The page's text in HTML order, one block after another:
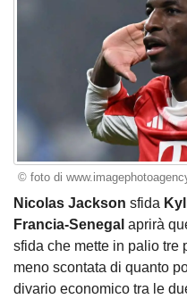
© foto di
Nicolas Jackson sfida
Francia-Senegal aprirà
sfida che mette in palio tre
meno scontata di quanto
divario economico tra le